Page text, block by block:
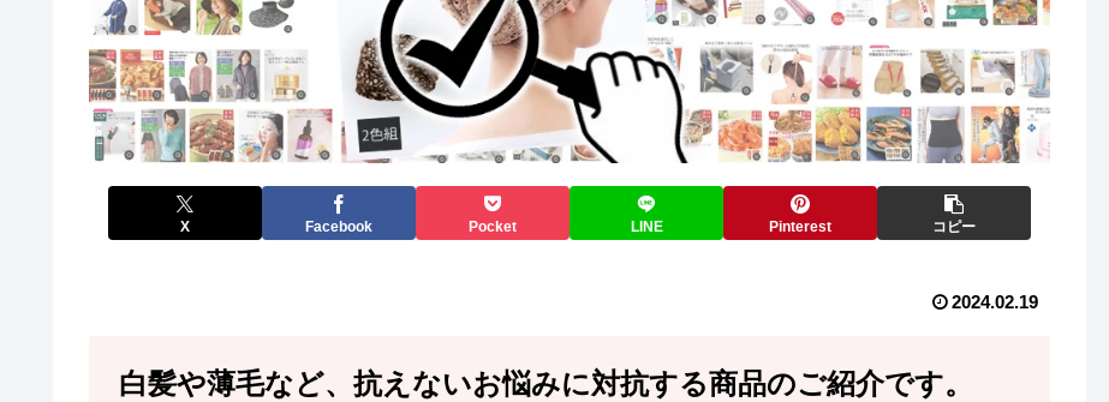
X Facebook Pocket LINE Pinterest コピー
2024.02.19
白髪や薄毛など、抗えないお悩みに対抗する商品のご紹介です。